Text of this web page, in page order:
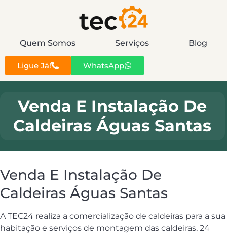
Quem Somos Serviços Blog
Ligue Já! WhatsApp
Venda E Instalação De
Caldeiras Águas Santas
Venda E Instalação De
Caldeiras Águas Santas
A TEC24 realiza a comercialização de caldeiras para a sua
habitação e serviços de montagem das caldeiras, 24